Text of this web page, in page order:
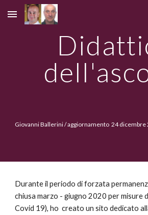
Skip to main content
Giovanni Ballerini / aggiornamento 24 dicembre
Durante il periodo di forzata
chiusa marzo - giugno 2020 per misure
Covid 19), ho creato un sito dedicato